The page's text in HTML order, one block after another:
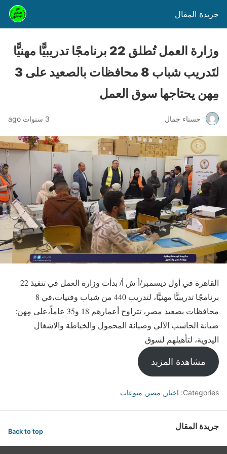
جريدة المقال
وزارة العمل تُطلق 22 برنامجًا تدريبيًّا مهنيًّا
لتَدريب شباب 8 محافظات بالصعيد على 3
مِهن يحتاجها سوق العمل
حسناء جمال 3 سنوات ago
القاهرة في أول ديسمبر/أ ش أ/ بدأت وزارة العمل في تنفيذ 22
برنامجًا تدريبيًّا مهنيًّا، لتدريب 440 من شباب وفتيات،في 8
محافظات بصعيد مصر، تتراوح أعمارهم 18 و35 عاماً،على مِهن:
صيانة الحاسب الآلي وصيانة المحمول والخياطة والاشغال
اليدوية، لتأهيلهم لسوق
مشاهدة المزيد
Categories: اخبار , مصر , منوعات
جريدة المقال Back to top